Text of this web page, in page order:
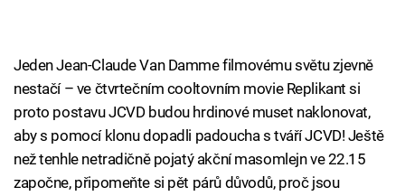
Sledujte nás
Jeden Jean-Claude Van Damme filmovému světu zjevně
nestačí – ve čtvrtečním cooltovním movie Replikant si
proto postavu JCVD budou hrdinové muset naklonovat,
aby s pomocí klonu dopadli padoucha s tváří JCVD! Ještě
než tenhle netradičně pojatý akční masomlejn ve 22.15
započne, připomeňte si pět párů důvodů, proč jsou